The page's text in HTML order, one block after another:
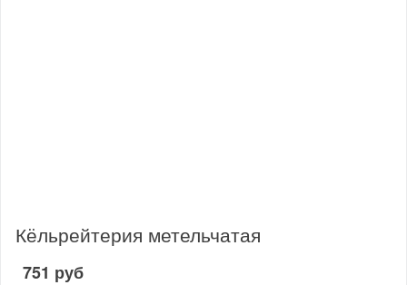
Кёльрейтерия метельчатая
751 руб